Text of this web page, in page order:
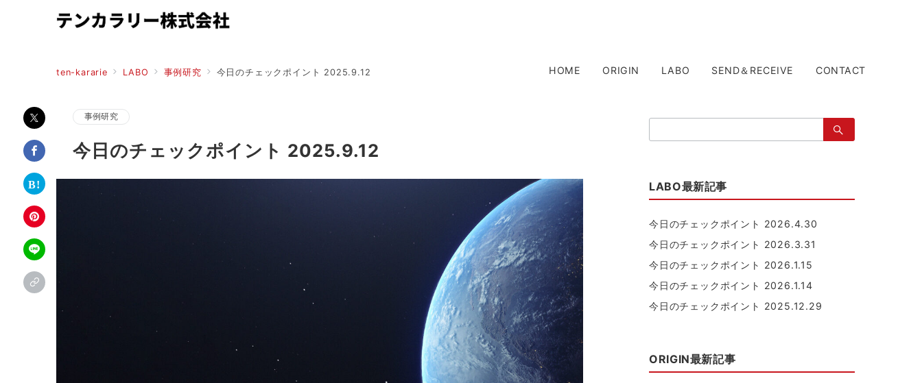
HOME ORIGIN LABO SEND＆RECEIVE CONTACT
ten-kararie LABO 事例研究 今日のチェックポイント 2025.9.12
事例研究
今日のチェックポイント 2025.9.12
索：
LABO最新記事
今日のチェックポイント 2026.4.30
今日のチェックポイント 2026.3.31
今日のチェックポイント 2026.1.15
今日のチェックポイント 2026.1.14
今日のチェックポイント 2025.12.29
ORIGIN最新記事